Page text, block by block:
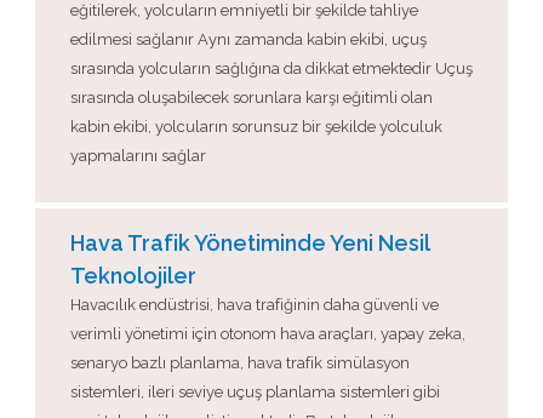
eğitilerek, yolcuların emniyetli bir şekilde tahliye
edilmesi sağlanır Aynı zamanda kabin ekibi, uçuş
sırasında yolcuların sağlığına da dikkat etmektedir Uçuş
sırasında oluşabilecek sorunlara karşı eğitimli olan
kabin ekibi, yolcuların sorunsuz bir şekilde yolculuk
yapmalarını sağlar
Hava Trafik Yönetiminde Yeni Nesil
Teknolojiler
Havacılık endüstrisi, hava trafiğinin daha güvenli ve
verimli yönetimi için otonom hava araçları, yapay zeka,
senaryo bazlı planlama, hava trafik simülasyon
sistemleri, ileri seviye uçuş planlama sistemleri gibi